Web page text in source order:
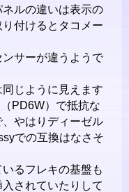
ルの違いは表示の
付けるとタコメー
サーが違うようで
じように見えます
PD6W）で抵抗な
やはりディーゼル
での互換はなさそ
るフレキの基盤も
されていたりして